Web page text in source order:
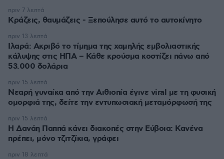
Κράζεις, θαυμάζεις - Ξεπούλησε αυτό το αυτοκίνητο
πριν 7 λεπτά
Ιλαρά: Ακριβό το τίμημα της χαμηλής εμβολιαστικής
κάλυψης στις ΗΠΑ – Κάθε κρούσμα κοστίζει πάνω από
53.000 δολάρια
πριν 13 λεπτά
Νεαρή γυναίκα από την Αιθιοπία έγινε viral με τη φυσική
ομορφιά της, δείτε την εντυπωσιακή μεταμόρφωσή της
πριν 15 λεπτά
Η Δανάη Παππά κάνει διακοπές στην Εύβοια: Κανένα
πρέπει, μόνο τζιτζίκια, γράφει
πριν 15 λεπτά
πριν 18 λεπτά